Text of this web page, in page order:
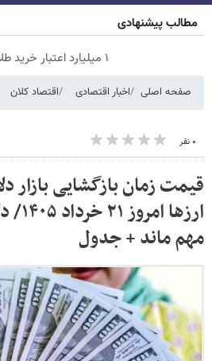
مطالب پیشنهادی
۱ میلیارد اعتبار خرید طلا | بدون ضامن و چک
صفحه اصلی اخبار اقتصادی اقتصاد کلان
۰ نفر
قیمت زمان بازگشایی بازار
مهم ماند + جدول